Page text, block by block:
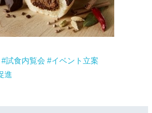
試食内覧会
イベント立案
進